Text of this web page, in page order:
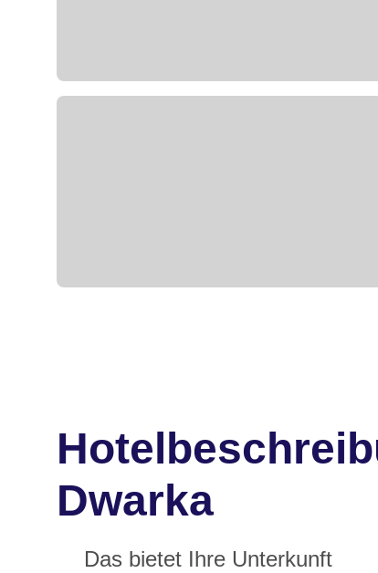
Dwarka
Das bietet Ihre Unterkunft